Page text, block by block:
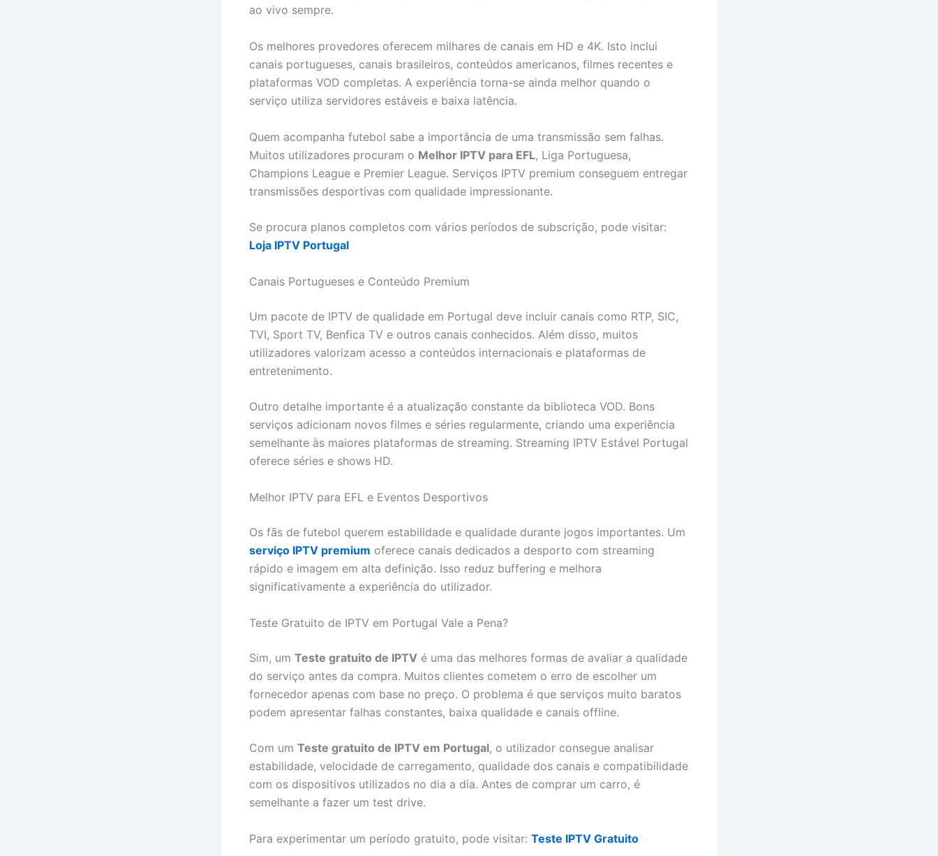
ao vivo sempre.
Os melhores provedores oferecem milhares de canais em HD e 4K. Isto inclui
canais portugueses, canais brasileiros, conteúdos americanos, filmes recentes e
plataformas VOD completas. A experiência torna-se ainda melhor quando o
serviço utiliza servidores estáveis e baixa latência.
Quem acompanha futebol sabe a importância de uma transmissão sem falhas.
Muitos utilizadores procuram o Melhor IPTV para EFL, Liga Portuguesa,
Champions League e Premier League. Serviços IPTV premium conseguem entregar
transmissões desportivas com qualidade impressionante.
Se procura planos completos com vários períodos de subscrição, pode visitar:
Loja IPTV Portugal
Canais Portugueses e Conteúdo Premium
Um pacote de IPTV de qualidade em Portugal deve incluir canais como RTP, SIC,
TVI, Sport TV, Benfica TV e outros canais conhecidos. Além disso, muitos
utilizadores valorizam acesso a conteúdos internacionais e plataformas de
entretenimento.
Outro detalhe importante é a atualização constante da biblioteca VOD. Bons
serviços adicionam novos filmes e séries regularmente, criando uma experiência
semelhante às maiores plataformas de streaming. Streaming IPTV Estável Portugal
oferece séries e shows HD.
Melhor IPTV para EFL e Eventos Desportivos
Os fãs de futebol querem estabilidade e qualidade durante jogos importantes. Um
serviço IPTV premium oferece canais dedicados a desporto com streaming
rápido e imagem em alta definição. Isso reduz buffering e melhora
significativamente a experiência do utilizador.
Teste Gratuito de IPTV em Portugal Vale a Pena?
Sim, um Teste gratuito de IPTV é uma das melhores formas de avaliar a qualidade
do serviço antes da compra. Muitos clientes cometem o erro de escolher um
fornecedor apenas com base no preço. O problema é que serviços muito baratos
podem apresentar falhas constantes, baixa qualidade e canais offline.
Com um Teste gratuito de IPTV em Portugal, o utilizador consegue analisar
estabilidade, velocidade de carregamento, qualidade dos canais e compatibilidade
com os dispositivos utilizados no dia a dia. Antes de comprar um carro, é
semelhante a fazer um test drive.
Para experimentar um período gratuito, pode visitar: Teste IPTV Gratuito